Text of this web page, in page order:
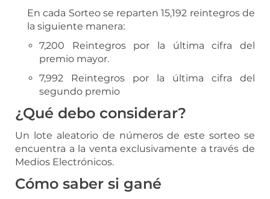
En cada Sorteo se reparten 15,192 reintegros de
la siguiente manera:
7,200 Reintegros por la última cifra del
premio mayor.
7,992 Reintegros por la última cifra del
segundo premio
¿Qué debo considerar?
Un lote aleatorio de números de este sorteo se
encuentra a la venta exclusivamente a través de
Medios Electrónicos.
Cómo saber si gané